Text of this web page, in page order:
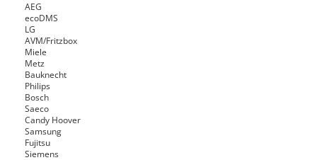
AEG
ecoDMS
LG
AVM/Fritzbox
Miele
Metz
Bauknecht
Philips
Bosch
Saeco
Candy Hoover
Samsung
Fujitsu
Siemens